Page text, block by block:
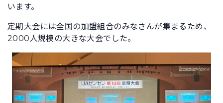
います。
定期大会には全国の加盟組合のみなさんが集まるため、
2000人規模の大きな大会でした。